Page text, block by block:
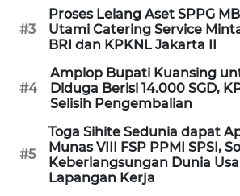
#3
Proses Lelang Aset SPPG
Utami Catering Service
BRI dan KPKNL Jakarta II
#4
Amplop Bupati Kuansing
Diduga Berisi 14.000 SGD,
Selisih Pengembalian
#5
Toga Sihite Sedunia dapat
Munas VIII FSP PPMI SPSI,
Keberlangsungan Dunia
Lapangan Kerja
KALTENG
WN
KALTARA
WN
KALSEL
WN
KALTIM